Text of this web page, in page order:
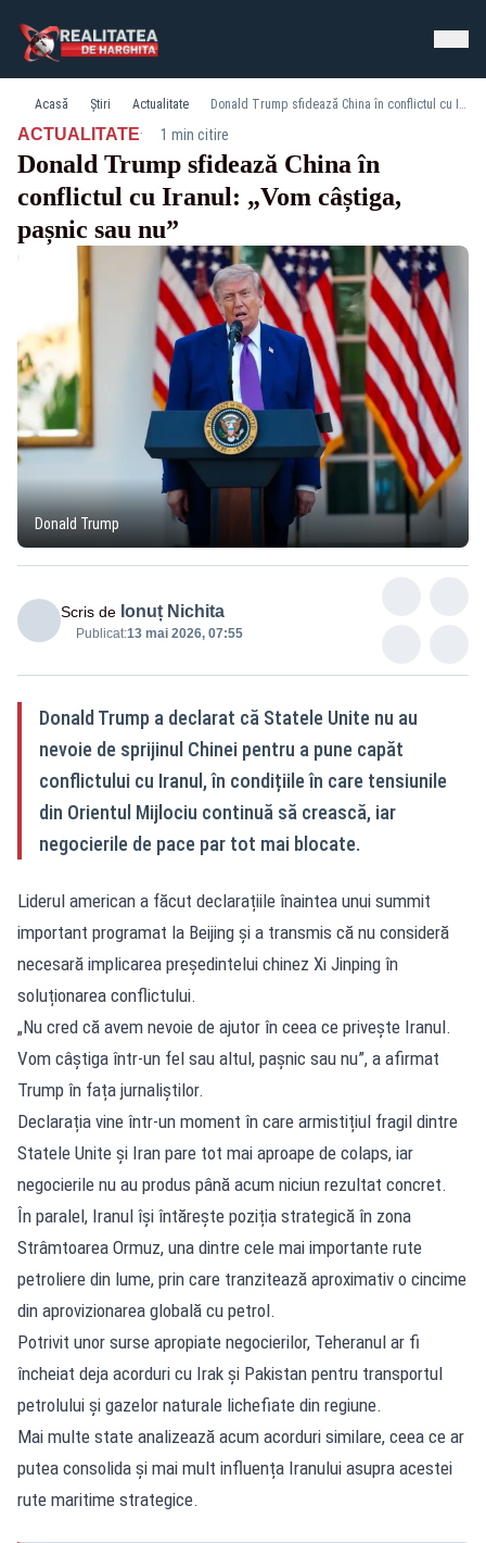
Acasă Știri Actualitate Donald Trump sfidează China în conflictul cu Iranul: „Vom câștiga, pașnic sau nu”
ACTUALITATE· 1 min citire
Donald Trump sfidează China în
conflictul cu Iranul: „Vom câștiga,
pașnic sau nu”
Donald Trump
Scris de Ionuț Nichita
Publicat:13 mai 2026, 07:55
Donald Trump a declarat că Statele Unite nu au
nevoie de sprijinul Chinei pentru a pune capăt
conflictului cu Iranul, în condițiile în care tensiunile
din Orientul Mijlociu continuă să crească, iar
negocierile de pace par tot mai blocate.
Liderul american a făcut declarațiile înaintea unui summit
important programat la Beijing și a transmis că nu consideră
necesară implicarea președintelui chinez Xi Jinping în
soluționarea conflictului.
„Nu cred că avem nevoie de ajutor în ceea ce privește Iranul.
Vom câștiga într-un fel sau altul, pașnic sau nu”, a afirmat
Trump în fața jurnaliștilor.
Declarația vine într-un moment în care armistițiul fragil dintre
Statele Unite și Iran pare tot mai aproape de colaps, iar
negocierile nu au produs până acum niciun rezultat concret.
În paralel, Iranul își întărește poziția strategică în zona
Strâmtoarea Ormuz, una dintre cele mai importante rute
petroliere din lume, prin care tranzitează aproximativ o cincime
din aprovizionarea globală cu petrol.
Potrivit unor surse apropiate negocierilor, Teheranul ar fi
încheiat deja acorduri cu Irak și Pakistan pentru transportul
petrolului și gazelor naturale lichefiate din regiune.
Mai multe state analizează acum acorduri similare, ceea ce ar
putea consolida și mai mult influența Iranului asupra acestei
rute maritime strategice.